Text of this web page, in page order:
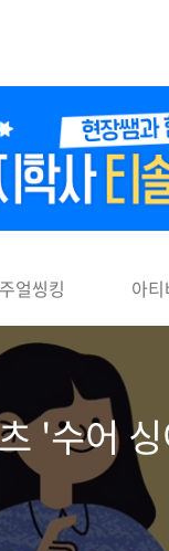
얼씽킹 아
'수어